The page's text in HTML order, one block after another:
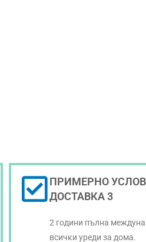
ПРИМЕРНО
ДОСТАВКА 3
2 години пълна
всички уреди за дома.